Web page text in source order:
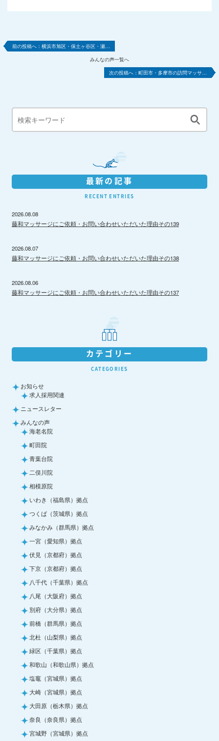
横浜市旭区・保土ヶ谷区・瀬…
みんなの声一覧へ
町田市・多摩市の訪問マッサ…
最新の記事
RECENT ENTRIES
2026.08.08
藤和マッサージにご依頼・お問い合わせいただいた理由その139
2026.08.07
藤和マッサージにご依頼・お問い合わせいただいた理由その138
2026.08.06
藤和マッサージにご依頼・お問い合わせいただいた理由その137
カテゴリー
CATEGORIES
お知らせ
求人採用関連
ニュースレター
みんなの声
海老名院
町田院
青葉台院
二俣川院
相模原院
いわき（福島県）拠点
つくば（茨城県）拠点
みなかみ（群馬県）拠点
一宮（愛知県）拠点
伏見（京都府）拠点
下京（京都府）拠点
八千代（千葉県）拠点
八尾（大阪府）拠点
別府（大分県）拠点
前橋（群馬県）拠点
北杜（山梨県）拠点
緑区（千葉県）拠点
和歌山（和歌山県）拠点
塩竈（宮城県）拠点
大崎（宮城県）拠点
大田原（栃木県）拠点
奈良（奈良県）拠点
宮城野（宮城県）拠点